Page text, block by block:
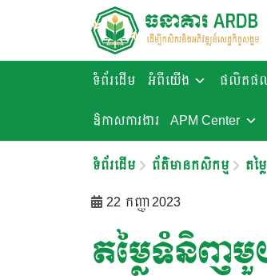
ទំព័រដើម អំពីយើង ផលិតផល
ឱកាសការងារ​ APM Center
ទំព័រដើម ព័ត៌មានកសិកម្ម តម្
22 កញ្ញា 2023
តម្លៃទំនិញមួ